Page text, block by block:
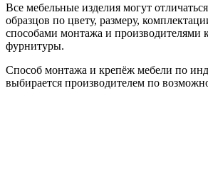
Все мебельные изделия могут
образцов по цвету, размеру,
способами монтажа и производителями
фурнитуры.
Способ монтажа и крепёж мебели по
выбирается производителем по